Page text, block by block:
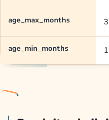
age_max_months
age_min_months